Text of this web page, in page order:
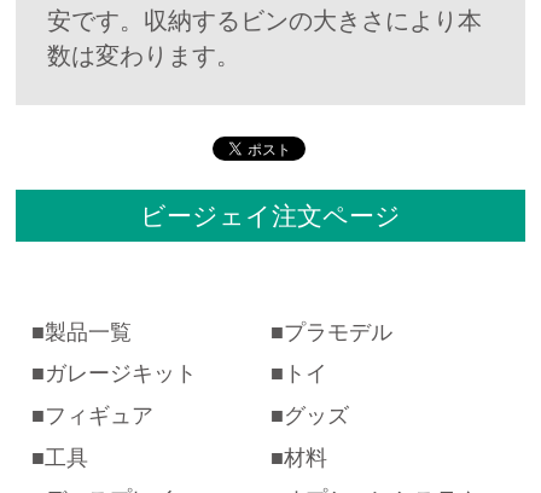
安です。収納するビンの大きさにより本
数は変わります。
ビージェイ注文ページ
製品一覧
プラモデル
ガレージキット
トイ
フィギュア
グッズ
工具
材料